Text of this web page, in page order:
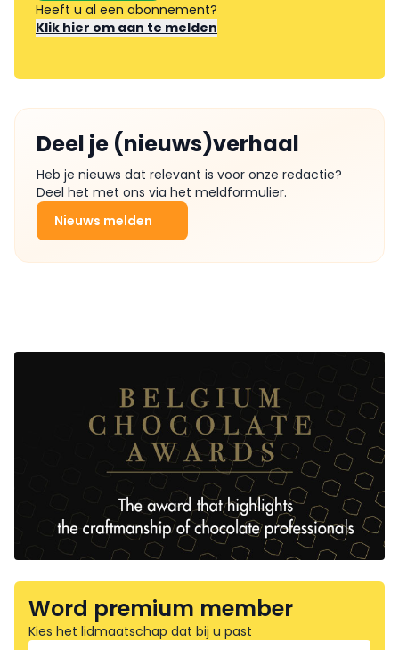
Heeft u al een abonnement?
Klik hier om aan te melden
Deel je (nieuws)verhaal
Heb je nieuws dat relevant is voor onze redactie?
Deel het met ons via het meldformulier.
Nieuws melden
Word premium member
Kies het lidmaatschap dat bij u past